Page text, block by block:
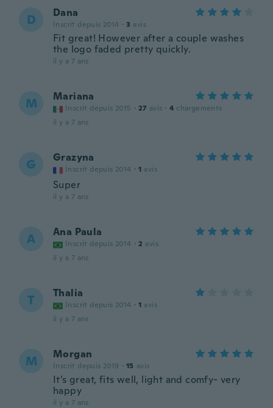
D Dana
Inscrit depuis 2014 · 3 avis
Fit great! However after a couple washes
the logo faded pretty quickly.
il y a 7 ans
M Mariana
Inscrit depuis 2015 · 27 avis · 4 chargements
il y a 7 ans
G Grazyna
Inscrit depuis 2014 · 1 avis
Super
il y a 7 ans
A Ana Paula
Inscrit depuis 2014 · 2 avis
il y a 7 ans
T Thalia
Inscrit depuis 2014 · 1 avis
il y a 7 ans
M Morgan
Inscrit depuis 2019 · 15 avis
It’s great, fits well, light and comfy- very
happy
il y a 7 ans